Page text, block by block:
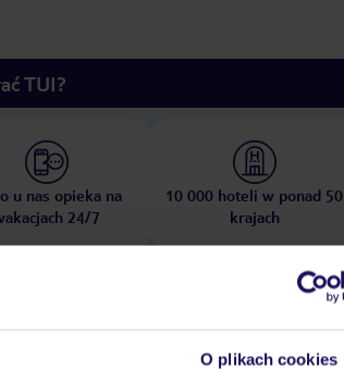
O plikach cookies
TUI?
u nas opieka na
24/7
10 000 hoteli w ponad 50
krajach
Atrakcje Ważne informacje